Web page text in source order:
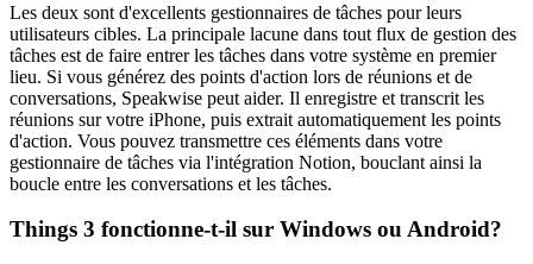
Les deux sont d'excellents gestionnaires de tâches pour leurs
utilisateurs cibles. La principale lacune dans tout flux de gestion des
tâches est de faire entrer les tâches dans votre système en premier
lieu. Si vous générez des points d'action lors de réunions et de
conversations, Speakwise peut aider. Il enregistre et transcrit les
réunions sur votre iPhone, puis extrait automatiquement les points
d'action. Vous pouvez transmettre ces éléments dans votre
gestionnaire de tâches via l'intégration Notion, bouclant ainsi la
boucle entre les conversations et les tâches.
Things 3 fonctionne-t-il sur Windows ou Android?